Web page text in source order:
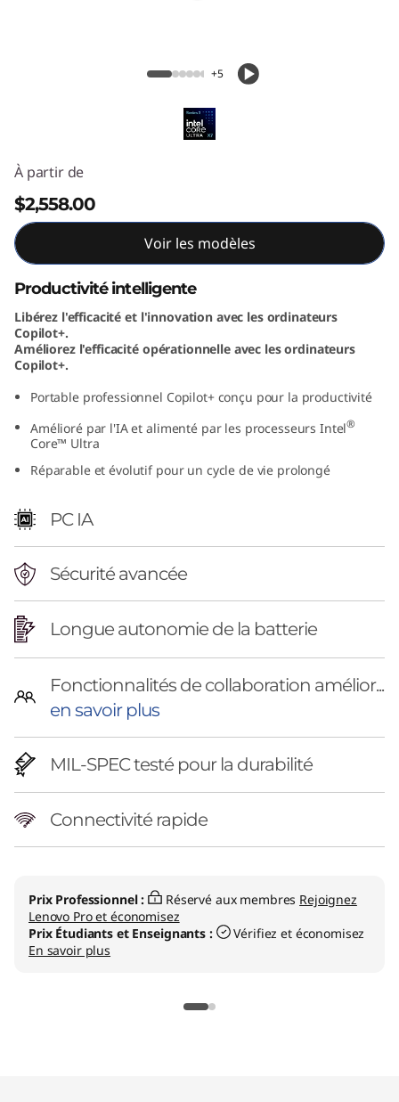
+5
À partir de
$2,558.00
Voir les modèles
Productivité intelligente
Libérez l'efficacité et l'innovation avec les ordinateurs
Copilot+.
Améliorez l'efficacité opérationnelle avec les ordinateurs
Copilot+.
Portable professionnel Copilot+ conçu pour la productivité
Amélioré par l'IA et alimenté par les processeurs Intel®
Core™ Ultra
Réparable et évolutif pour un cycle de vie prolongé
PC IA
Sécurité avancée
Longue autonomie de la batterie
Fonctionnalités de collaboration amélior...
en savoir plus
MIL-SPEC testé pour la durabilité
Connectivité rapide
Prix Professionnel : Réservé aux membres Rejoignez
Lenovo Pro et économisez
Prix Étudiants et Enseignants :
Vérifiez et économisez
En savoir plus